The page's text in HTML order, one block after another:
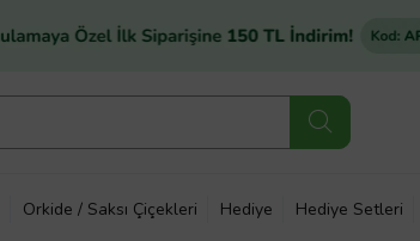
Orkide / Saksı Çiçekleri Hediye Hediye Setleri